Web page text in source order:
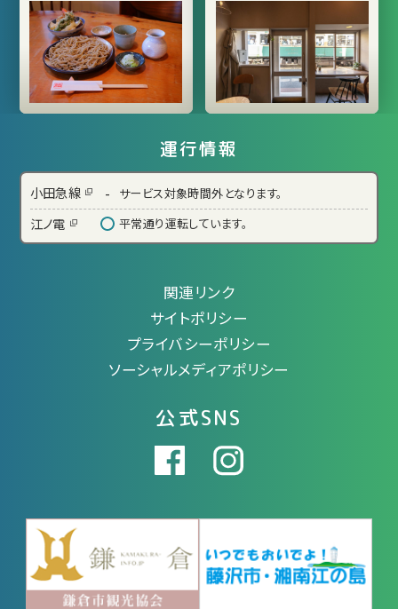
運行情報
小田急線 - サービス対象時間外となります。
江ノ電 平常通り運転しています。
関連リンク
サイトポリシー
プライバシーポリシー
ソーシャルメディアポリシー
公式SNS